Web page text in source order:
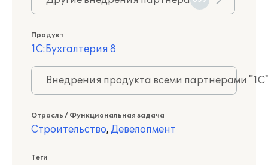
Продукт
1С:Бухгалтерия 8
Внедрения продукта всеми партнерами
Отрасль / Функциональная задача
Строительство, Девелопмент
Теги